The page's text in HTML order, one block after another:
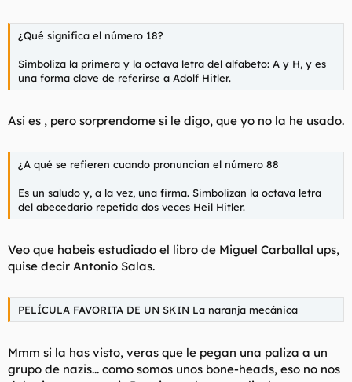
¿Qué significa el número 18?
Simboliza la primera y la octava letra del alfabeto: A y H, y es
una forma clave de referirse a Adolf Hitler.
Asi es , pero sorprendome si le digo, que yo no la he usado.
¿A qué se refieren cuando pronuncian el número 88
Es un saludo y, a la vez, una firma. Simbolizan la octava letra
del abecedario repetida dos veces Heil Hitler.
Veo que habeis estudiado el libro de Miguel Carballal ups,
quise decir Antonio Salas.
PELÍCULA FAVORITA DE UN SKIN La naranja mecánica
Mmm si la has visto, veras que le pegan una paliza a un
grupo de nazis... como somos unos bone-heads, eso no nos